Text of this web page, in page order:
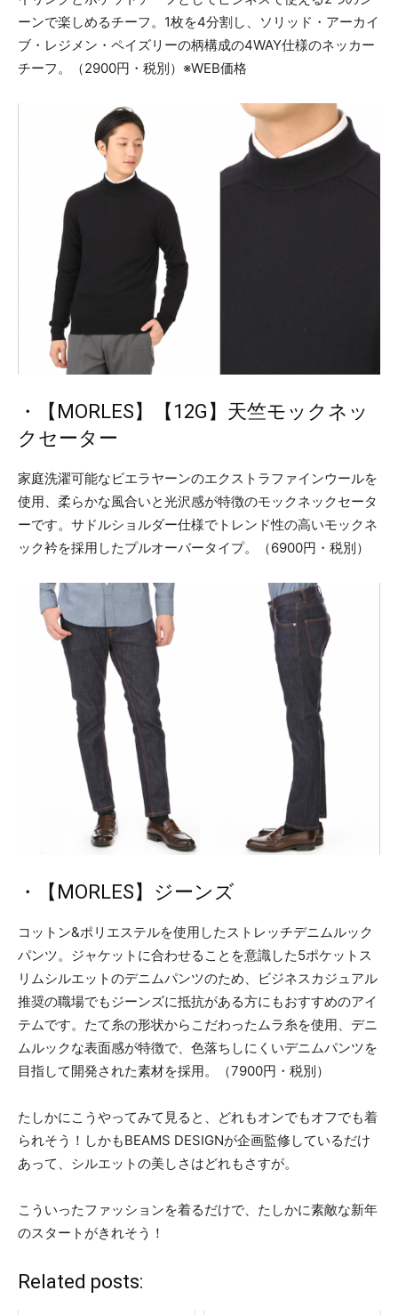
ーンで楽しめるチーフ。1枚を4分割し、ソリッド・アーカイ
ブ・レジメン・ペイズリーの柄構成の4WAY仕様のネッカー
チーフ。（2900円・税別）※WEB価格
・【MORLES】【12G】天竺モックネッ
クセーター
家庭洗濯可能なビエラヤーンのエクストラファインウールを
使用、柔らかな風合いと光沢感が特徴のモックネックセータ
ーです。サドルショルダー仕様でトレンド性の高いモックネ
ック衿を採用したプルオーバータイプ。（6900円・税別）
・【MORLES】ジーンズ
コットン&ポリエステルを使用したストレッチデニムルック
パンツ。ジャケットに合わせることを意識した5ポケットス
リムシルエットのデニムパンツのため、ビジネスカジュアル
推奨の職場でもジーンズに抵抗がある方にもおすすめのアイ
テムです。たて糸の形状からこだわったムラ糸を使用、デニ
ムルックな表面感が特徴で、色落ちしにくいデニムパンツを
目指して開発された素材を採用。（7900円・税別）
たしかにこうやってみて見ると、どれもオンでもオフでも着
られそう！しかもBEAMS DESIGNが企画監修しているだけ
あって、シルエットの美しさはどれもさすが。
こういったファッションを着るだけで、たしかに素敵な新年
のスタートがきれそう！
Related posts: